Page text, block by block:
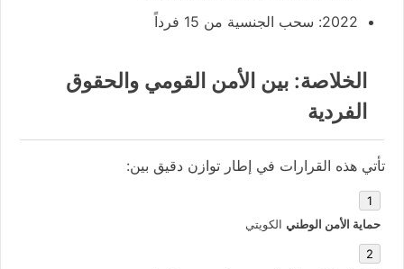
2022: سحب الجنسية من 15 فرداً
الخلاصة: بين الأمن القومي والحقوق
الفردية
تأتي هذه القرارات في إطار توازن دقيق بين:
حماية الأمن الوطني الكويتي